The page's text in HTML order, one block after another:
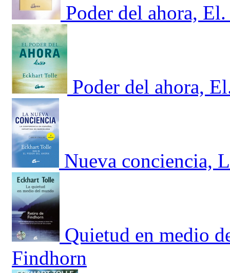
Poder del ahora,
Poder del ahora,
Nueva conciencia,
Quietud en medio
Findhorn